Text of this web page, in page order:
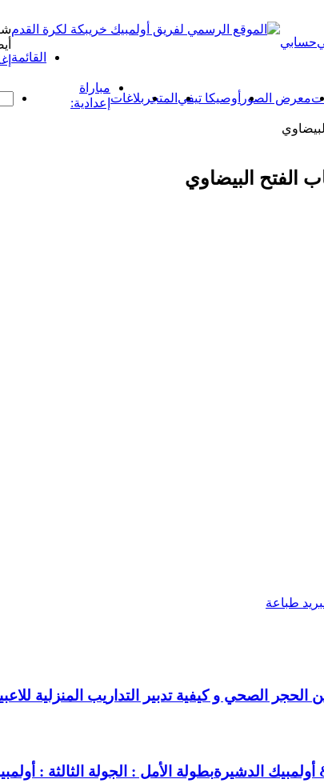
حسابي
القائمة
معرض الصور أوصيكا تيفي المتجر بلاغات
الفتح البيضاوي
طباعة
الصحي و كيفية تدبير التداريب المنزلية
أولمبيك الدشيرةبطولة الأمل : الجولة الثالثة :
مباراة
إعدادية: